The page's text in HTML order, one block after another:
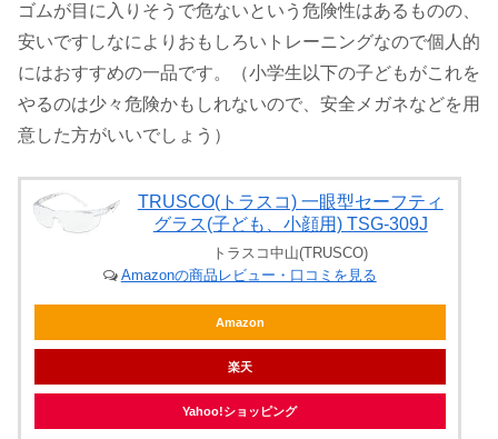
ゴムが目に入りそうで危ないという危険性はあるものの、
安いですしなによりおもしろいトレーニングなので個人的
にはおすすめの一品です。（小学生以下の子どもがこれを
やるのは少々危険かもしれないので、安全メガネなどを用
意した方がいいでしょう）
TRUSCO(トラスコ) 一眼型セーフティ
グラス(子ども、小顔用) TSG-309J
トラスコ中山(TRUSCO)
Amazonの商品レビュー・口コミを見る
Amazon
楽天
Yahoo!ショッピング